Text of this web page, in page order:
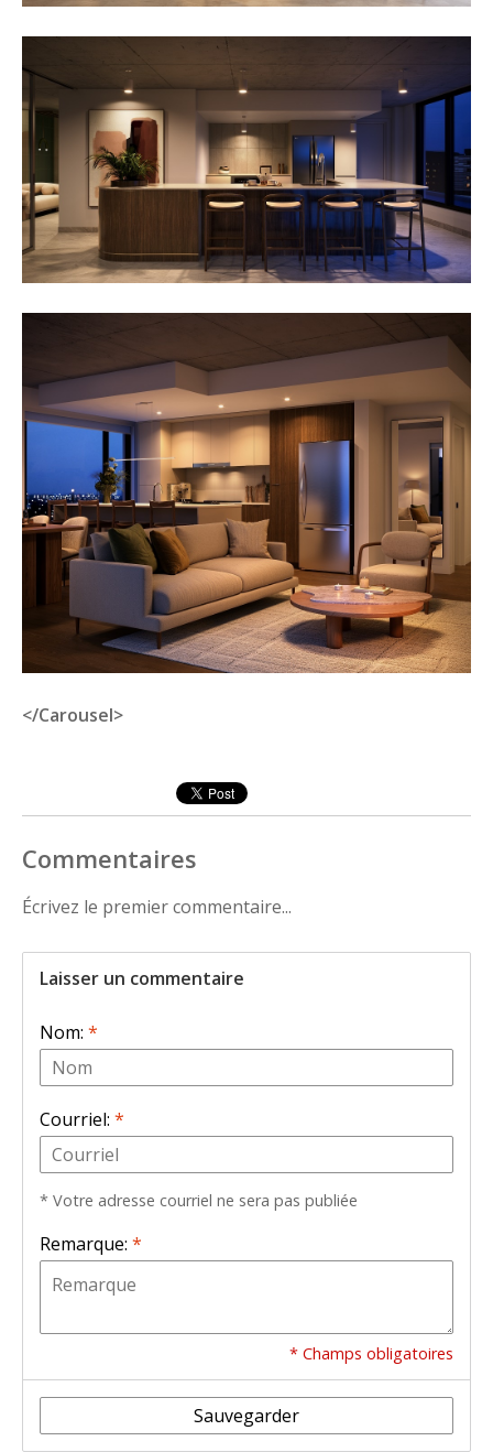
</Carousel>
Commentaires
Écrivez le premier commentaire...
Laisser un commentaire
Nom: *
Courriel: *
* Votre adresse courriel ne sera pas publiée
Remarque: *
* Champs obligatoires
Sauvegarder